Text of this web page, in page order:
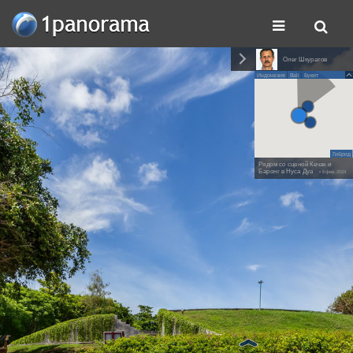
Олег Шкуратов
Индонезия Bali Букит
Гибрид
Рядом со сценой Кечак и
Баронг в Нуса Дуа • 6 фев. 2024